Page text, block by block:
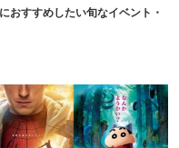
おすすめしたい旬なイベント・